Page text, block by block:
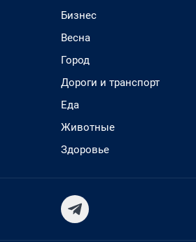
Бизнес
Весна
Город
Дороги и транспорт
Еда
Животные
Здоровье